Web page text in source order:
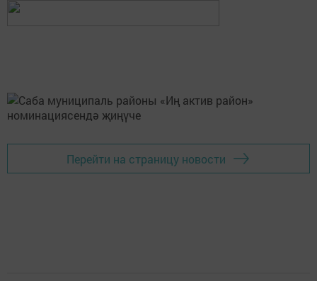
Перейти на страницу новости